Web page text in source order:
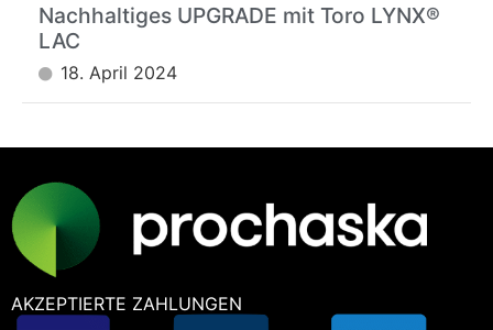
Nachhaltiges UPGRADE mit Toro LYNX®
LAC
18. April 2024
AKZEPTIERTE ZAHLUNGEN